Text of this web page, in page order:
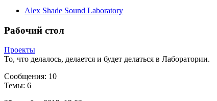
Alex Shade Sound Laboratory
Рабочий стол
Проекты
То, что делалось, делается и будет делаться в Лаборатории.
Сообщения: 10
Темы: 6